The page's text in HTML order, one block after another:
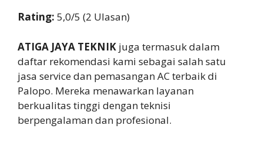
Rating: 5,0/5 (2 Ulasan)
ATIGA JAYA TEKNIK juga termasuk dalam
daftar rekomendasi kami sebagai salah satu
jasa service dan pemasangan AC terbaik di
Palopo. Mereka menawarkan layanan
berkualitas tinggi dengan teknisi
berpengalaman dan profesional.